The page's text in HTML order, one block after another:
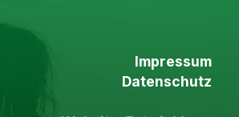
Impressum
Datenschutz